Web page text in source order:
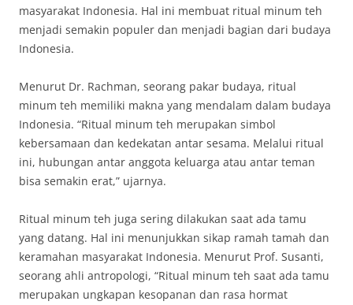
masyarakat Indonesia. Hal ini membuat ritual minum teh
menjadi semakin populer dan menjadi bagian dari budaya
Indonesia.
Menurut Dr. Rachman, seorang pakar budaya, ritual
minum teh memiliki makna yang mendalam dalam budaya
Indonesia. “Ritual minum teh merupakan simbol
kebersamaan dan kedekatan antar sesama. Melalui ritual
ini, hubungan antar anggota keluarga atau antar teman
bisa semakin erat,” ujarnya.
Ritual minum teh juga sering dilakukan saat ada tamu
yang datang. Hal ini menunjukkan sikap ramah tamah dan
keramahan masyarakat Indonesia. Menurut Prof. Susanti,
seorang ahli antropologi, “Ritual minum teh saat ada tamu
merupakan ungkapan kesopanan dan rasa hormat